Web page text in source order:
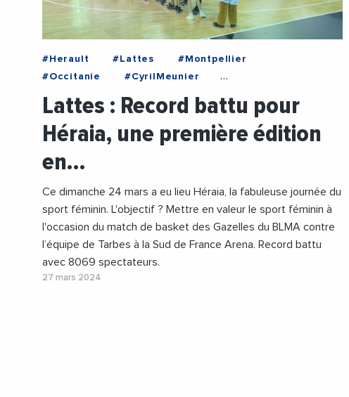
#Herault #Lattes
#Montpellier
#Occitanie
#CyrilMeunier
#KamelChibli
#MairieDeLattes
#RegionOccitanie
#Sport #Videos
Lattes : Record battu pour
Héraia, une première édition
en…
Ce dimanche 24 mars a eu lieu Héraia, la fabuleuse journée du
sport féminin. L'objectif ? Mettre en valeur le sport féminin à
l'occasion du match de basket des Gazelles du BLMA contre
l’équipe de Tarbes à la Sud de France Arena. Record battu
avec 8069 spectateurs.
27 mars 2024